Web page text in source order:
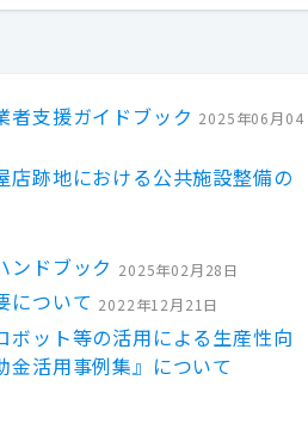
者支援ガイドブック 2025年06月04
店跡地における公共施設整備の
ンドブック 2025年02月28日
について 2022年12月21日
ボット等の活用による生産性向
活用事例集』について